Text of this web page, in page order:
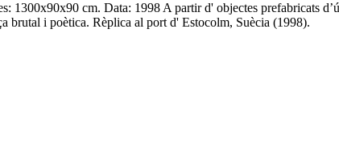
cm. Data: 1998 A partir d' objectes prefabricats
brutal i poètica. Rèplica al port d' Estocolm, Suècia (1998).